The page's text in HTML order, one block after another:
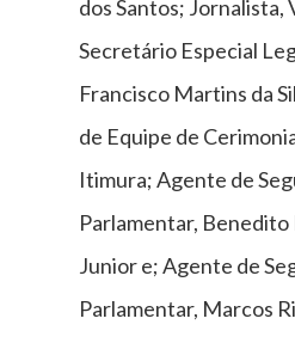
dos Santos; Jornalista,
Secretário Especial
Francisco Martins da
de Equipe de
Itimura; Agente de
Parlamentar, Benedito
Junior e; Agente de
Parlamentar, Marcos